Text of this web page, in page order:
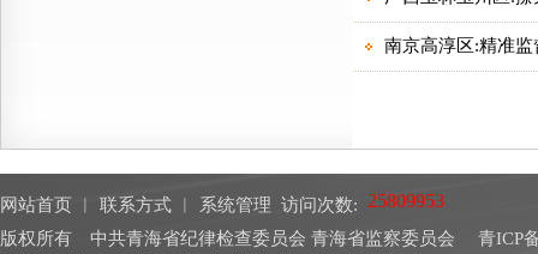
网站首页 联系方式 系统管理 访问次数:
版权所有 中共青海省纪律检查委员会 青海省监察委员会
青ICP